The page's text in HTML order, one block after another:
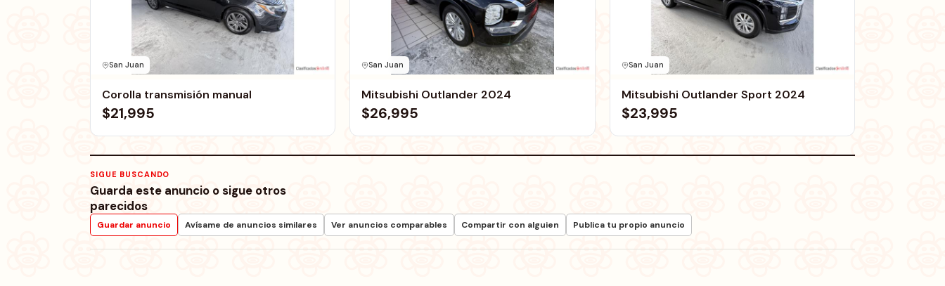
San Juan
Corolla transmisión manual
$21,995
San Juan
Mitsubishi Outlander 2024
$26,995
San Juan
Mitsubishi Outlander Sport 2024
$23,995
SIGUE BUSCANDO
Guarda este anuncio o sigue otros
parecidos
Guardar anuncio Avísame de anuncios similares Ver anuncios comparables Compartir con alguien Publica tu propio anuncio